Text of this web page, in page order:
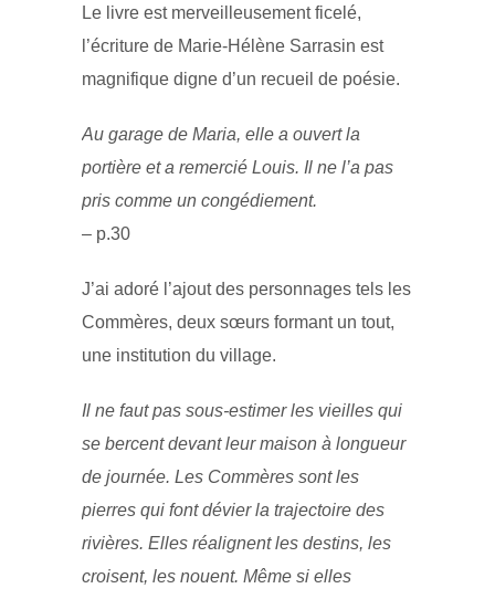
Le livre est merveilleusement ficelé,
l’écriture de Marie-Hélène Sarrasin est
magnifique digne d’un recueil de poésie.
Au garage de Maria, elle a ouvert la
portière et a remercié Louis. Il ne l’a pas
pris comme un congédiement.
– p.30
J’ai adoré l’ajout des personnages tels les
Commères, deux sœurs formant un tout,
une institution du village.
Il ne faut pas sous-estimer les vieilles qui
se bercent devant leur maison à longueur
de journée. Les Commères sont les
pierres qui font dévier la trajectoire des
rivières. Elles réalignent les destins, les
croisent, les nouent. Même si elles